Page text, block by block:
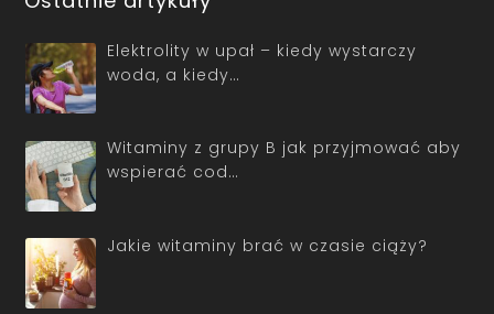
Elektrolity w upał – kiedy wystarczy
woda, a kiedy…
Witaminy z grupy B jak przyjmować aby
wspierać cod…
Jakie witaminy brać w czasie ciąży?